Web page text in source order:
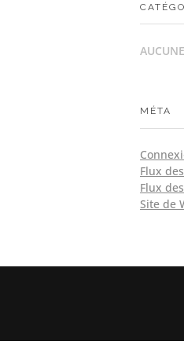
MÉTA
Flux
Flux
Site de